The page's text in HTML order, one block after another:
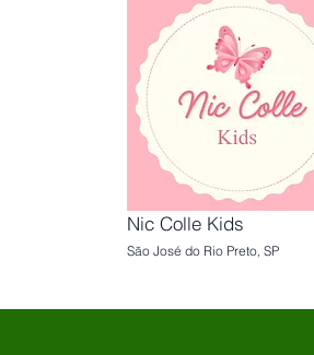
Nic Colle Kids
São José do Rio Preto, SP